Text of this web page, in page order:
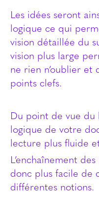
Les idées seront
logique ce qui
vision détaillée du
vision plus large
ne rien n’oublier et
points clefs.
Du point de vue du
logique de votre
lecture plus fluide
L’enchaînement
donc plus facile de
différentes notions.